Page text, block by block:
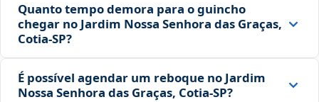
Quanto tempo demora para o guincho
chegar no Jardim Nossa Senhora das Graças,
Cotia‑SP?
É possível agendar um reboque no Jardim
Nossa Senhora das Graças, Cotia‑SP?